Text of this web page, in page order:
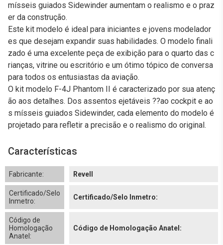
mísseis guiados Sidewinder aumentam o realismo e o praz
er da construção.
Este kit modelo é ideal para iniciantes e jovens modelador
es que desejam expandir suas habilidades. O modelo finali
zado é uma excelente peça de exibição para o quarto das c
rianças, vitrine ou escritório e um ótimo tópico de conversa
para todos os entusiastas da aviação.
O kit modelo F-4J Phantom II é caracterizado por sua atenç
ão aos detalhes. Dos assentos ejetáveis ??ao cockpit e ao
s mísseis guiados Sidewinder, cada elemento do modelo é
projetado para refletir a precisão e o realismo do original.
Características
Fabricante: Revell
Certificado/Selo
Inmetro:
Certificado/Selo Inmetro:
Código de
Homologação
Anatel:
Código de Homologação Anatel: